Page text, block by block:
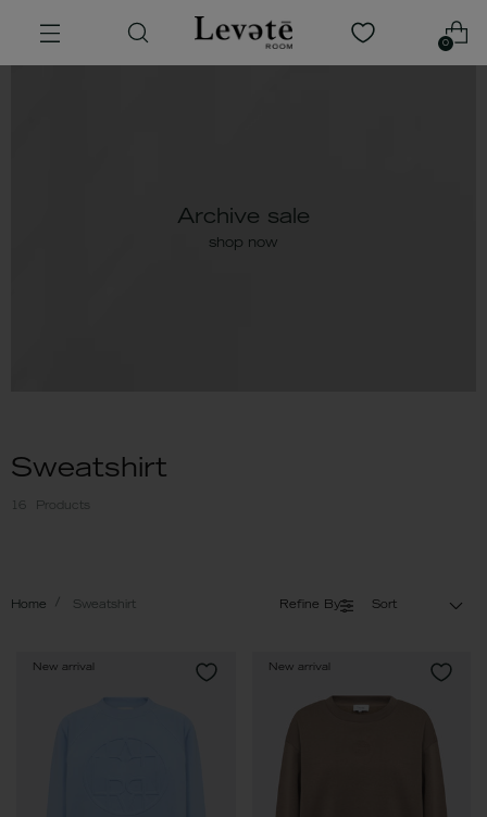
0
Archive sale
shop now
Sweatshirt
16 Products
Home Sweatshirt Sort
Refine By
New arrival New arrival